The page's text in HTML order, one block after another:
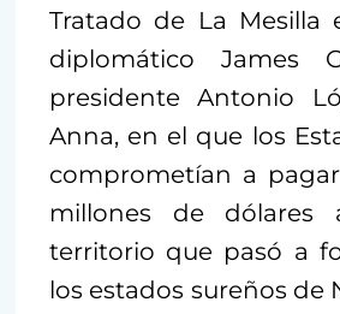
Tratado de La Mesilla
diplomático James
presidente Antonio
Anna, en el que los
comprometían a
millones de dólares
territorio que pasó a
los estados sureños de